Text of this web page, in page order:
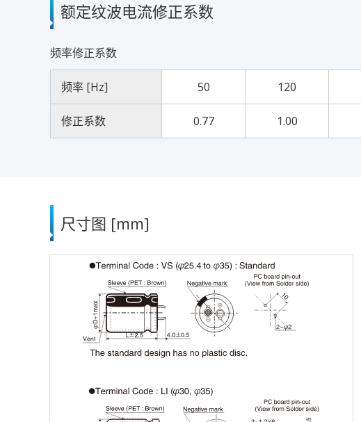
额定纹波电流修正系数
频率修正系数
频率 [Hz] 50 120
修正系数 0.77 1.00
尺寸图 [mm]